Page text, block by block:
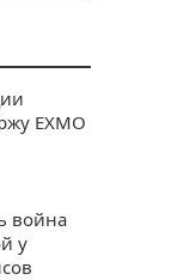
EXMO
война
у